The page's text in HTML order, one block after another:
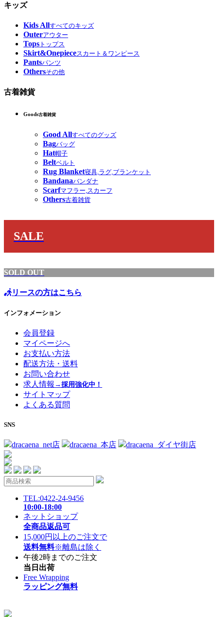
キッズ
Kids Allすべてのキッズ
Outerアウター
Tops トップス
Skirt&Onepieceスカート＆ワンピース
Pantsパンツ
Othersその他
古着雑貨
Goods古着雑貨
Good Allすべてのグッズ
Bagバッグ
Hat帽子
Beltベルト
Rug Blanket寝具,ラグ,ブランケット
Bandanaバンダナ
Scarfマフラー,スカーフ
Others古着雑貨
SALE
SOLD OUT
リースの方はこちら
インフォメーション
会員登録
マイページへ
お支払い方法
配送方法・送料
お問い合わせ
求人情報 →採用強化中！
サイトマップ
よくある質問
SNS
dracaena_net店 dracaena_本店 dracaena_ダイヤ街店
TEL:0422-24-9456
10:00-18:00
ネットショップ
全商品返品可
15,000円以上のご注文で
送料無料※離島は除く
午後2時までのご注文
当日出荷
Free Wrapping
ラッピング無料